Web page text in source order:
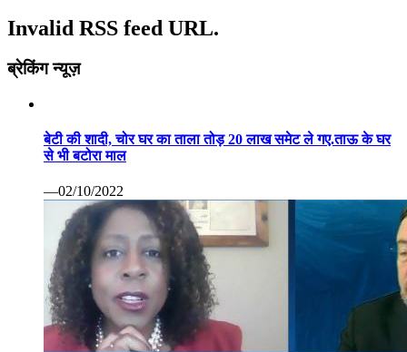
Invalid RSS feed URL.
ब्रेकिंग न्यूज़
बेटी की शादी, चोर घर का ताला तोड़ 20 लाख समेट ले गए.ताऊ के घर
से भी बटोरा माल
—02/10/2022